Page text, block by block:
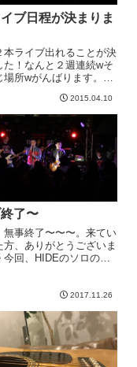
ブ日程が決まりま
本ライブ出れることが決
た！なんと２週連続wそ
場所wがんばります。
１７時～１８時く
タート予定（まもなくフ
）【イエモンのコピーバ
月２３日 六本木
2015.04.10
了〜
無事終了〜〜〜。来てい
方、ありがとうございま
今回、HIDEのソロの曲
の女子がすごい飛び跳ね
歌って盛り上げてくれ
げさまでめっちゃ楽し
2017.11.26